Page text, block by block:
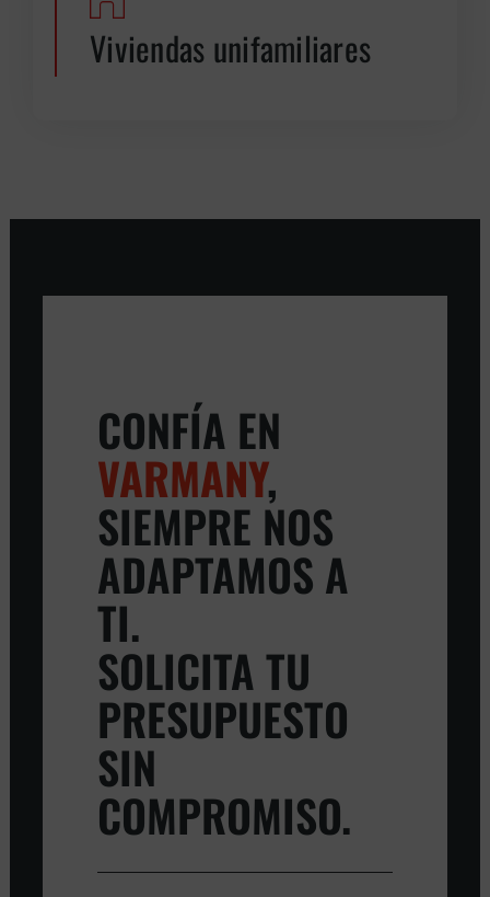
Viviendas unifamiliares
CONFÍA EN
VARMANY,
SIEMPRE NOS
ADAPTAMOS A
TI.
SOLICITA TU
PRESUPUESTO
SIN
COMPROMISO.